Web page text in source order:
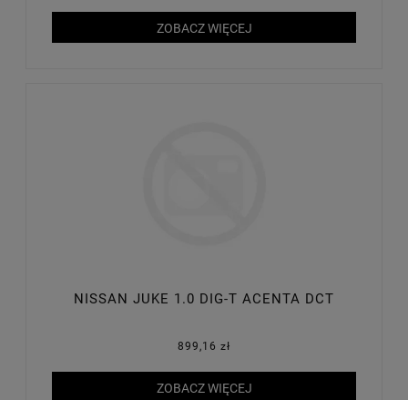
ZOBACZ WIĘCEJ
NISSAN JUKE 1.0 DIG-T ACENTA DCT
899,16 zł
ZOBACZ WIĘCEJ